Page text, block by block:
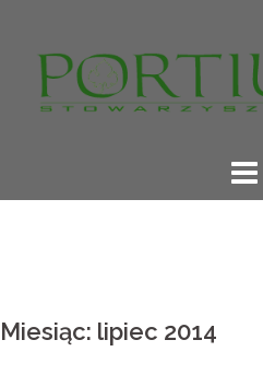
content
Miesiąc: lipiec 2014